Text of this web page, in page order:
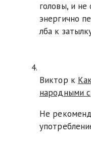
головы, и не
энергично
лба к
Виктор к
народными
Не